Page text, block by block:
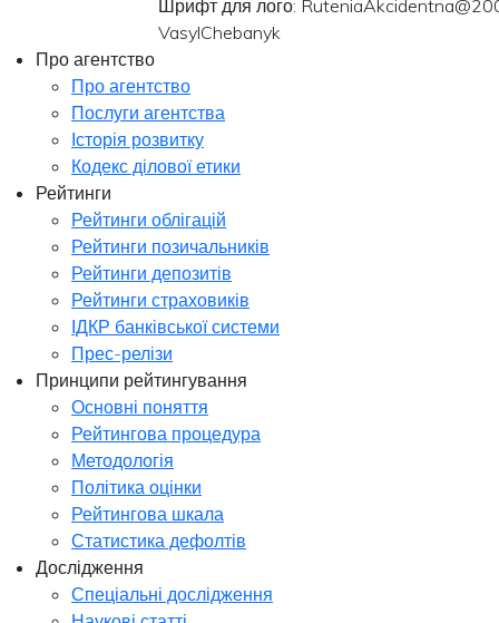
Шрифт для лого:
VasylChebanyk
Про агентство
Про агентство
Послуги агентства
Історія розвитку
Кодекс ділової етики
Рейтинги
Рейтинги облігацій
Рейтинги позичальників
Рейтинги депозитів
Рейтинги страховиків
ІДКР банківської системи
Прес-релізи
Принципи рейтингування
Основні поняття
Рейтингова процедура
Методологія
Політика оцінки
Рейтингова шкала
Статистика дефолтів
Дослідження
Спеціальні дослідження